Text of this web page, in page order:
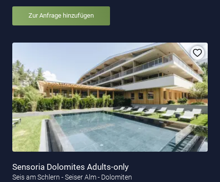
Zur Anfrage hinzufügen
Sensoria Dolomites Adults-only
Seis am Schlern - Seiser Alm - Dolomiten